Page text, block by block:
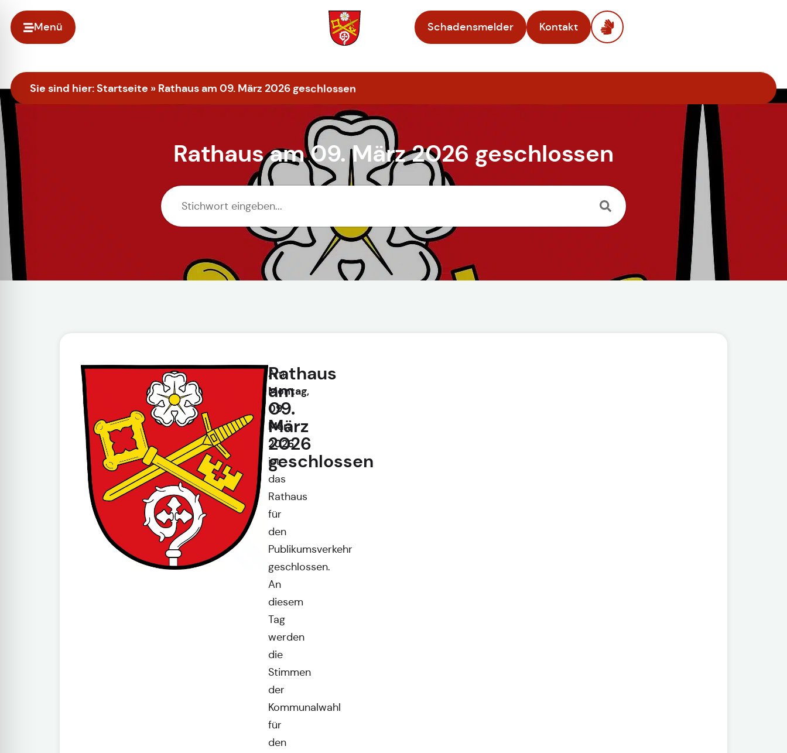
Menü Schadensmelder Kontakt
Sie sind hier:Startseite » Rathaus am 09. März 2026 geschlossen
Rathaus am 09. März 2026 geschlossen
Rathaus
am
09.
März
2026
geschlossen
Am
Montag,
09.
März
2026
ist
das
Rathaus
für
den
Publikumsverkehr
geschlossen.
An
diesem
Tag
werden
die
Stimmen
der
Kommunalwahl
für
den